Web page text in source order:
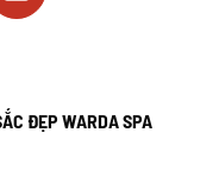
ĐẸP WARDA SPA